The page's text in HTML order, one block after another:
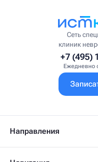
Врач интегративной
Врач первичного приёма
Гастроэнтеролог-гепатолог
Гериатр
Гинеколог
Сеть
клиник
+7 (495)
Ежедневно
Направления